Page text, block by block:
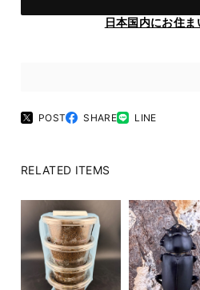
日本国内にお住
POST SHARE LINE
RELATED ITEMS